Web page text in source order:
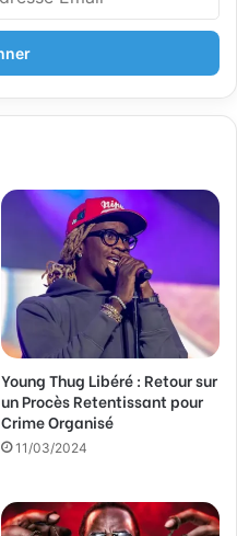
Young Thug Libéré : Retour sur
un Procès Retentissant pour
Crime Organisé
11/03/2024